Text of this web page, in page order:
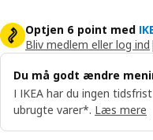
Optjen 6 point med
Bliv medlem eller log ind |
Du må godt ændre
I IKEA har du ingen
ubrugte varer*. Læs mere